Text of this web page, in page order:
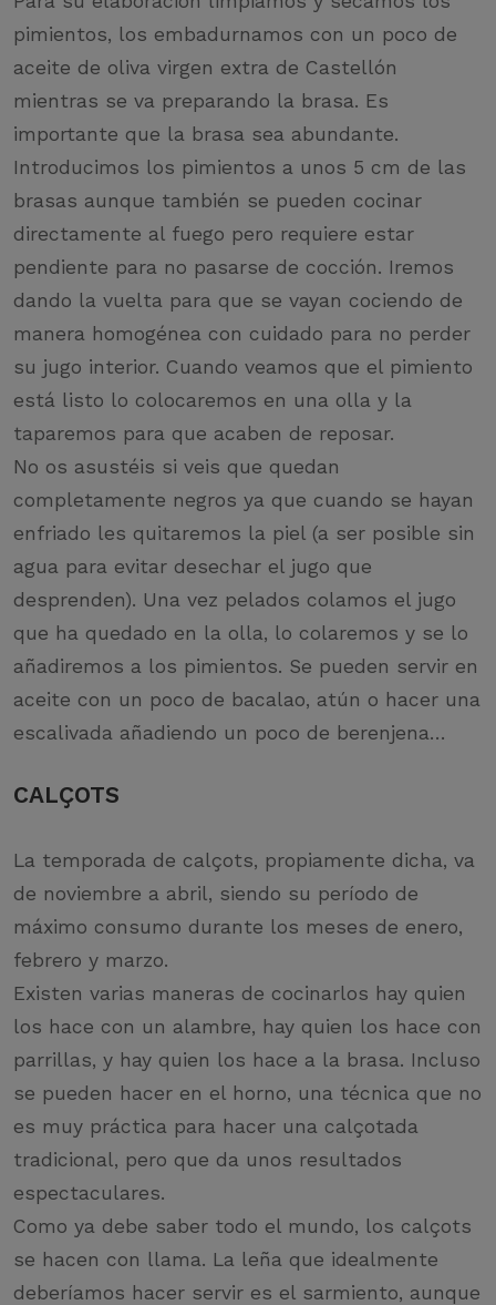
pimientos, los embadurnamos con un poco de
aceite de oliva virgen extra de Castellón
mientras se va preparando la brasa. Es
importante que la brasa sea abundante.
Introducimos los pimientos a unos 5 cm de las
brasas aunque también se pueden cocinar
directamente al fuego pero requiere estar
pendiente para no pasarse de cocción. Iremos
dando la vuelta para que se vayan cociendo de
manera homogénea con cuidado para no perder
su jugo interior. Cuando veamos que el pimiento
está listo lo colocaremos en una olla y la
taparemos para que acaben de reposar.
No os asustéis si veis que quedan
completamente negros ya que cuando se hayan
enfriado les quitaremos la piel (a ser posible sin
agua para evitar desechar el jugo que
desprenden). Una vez pelados colamos el jugo
que ha quedado en la olla, lo colaremos y se lo
añadiremos a los pimientos. Se pueden servir en
aceite con un poco de bacalao, atún o hacer una
escalivada añadiendo un poco de berenjena…
CALÇOTS
La temporada de calçots, propiamente dicha, va
de noviembre a abril, siendo su período de
máximo consumo durante los meses de enero,
febrero y marzo.
Existen varias maneras de cocinarlos hay quien
los hace con un alambre, hay quien los hace con
parrillas, y hay quien los hace a la brasa. Incluso
se pueden hacer en el horno, una técnica que no
es muy práctica para hacer una calçotada
tradicional, pero que da unos resultados
espectaculares.
Como ya debe saber todo el mundo, los calçots
se hacen con llama. La leña que idealmente
deberíamos hacer servir es el sarmiento, aunque